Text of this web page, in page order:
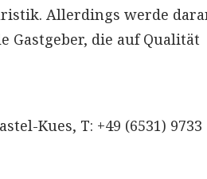
Allerdings werde
Gastgeber, die auf Qualität
Kues, T: +49 (6531) 9733